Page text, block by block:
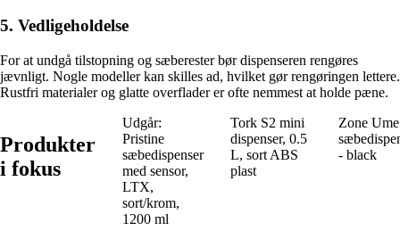
5. Vedligeholdelse
For at undgå tilstopning og sæberester bør dispenseren rengøres
jævnligt. Nogle modeller kan skilles ad, hvilket gør rengøringen lettere.
Rustfri materialer og glatte overflader er ofte nemmest at holde pæne.
Produkter
i fokus
Udgår:
Pristine
sæbedispenser
med sensor,
LTX,
sort/krom,
1200 ml
Tork S2 mini
dispenser, 0.5
L, sort ABS
plast
Zone Ume
- black